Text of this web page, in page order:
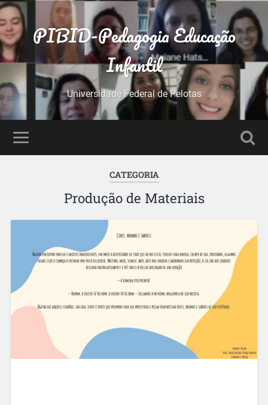
PIBID-Pedagogia Educação
Infantil
Universidade Federal de Pelotas
CATEGORIA
Produção de Materiais